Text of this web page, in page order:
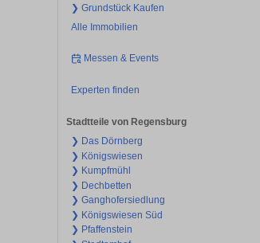
❯ Grundstück Kaufen
Alle Immobilien
Messen & Events
Experten finden
Stadtteile von Regensburg
❯ Das Dörnberg
❯ Königswiesen
❯ Kumpfmühl
❯ Dechbetten
❯ Ganghofersiedlung
❯ Königswiesen Süd
❯ Pfaffenstein